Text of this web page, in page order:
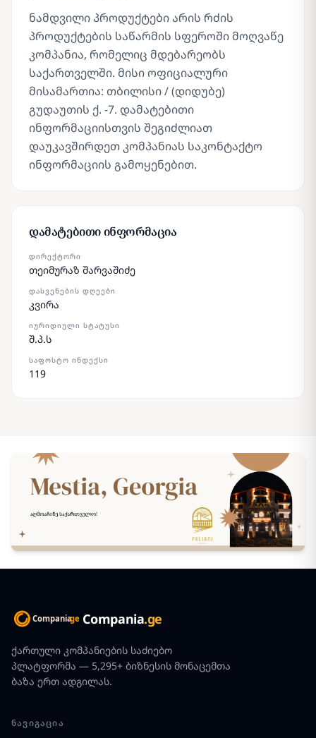
ნამდვილი პროდუქტები არის რძის
პროდუქტების საწარმის სფეროში მოღვაწე
კომპანია, რომელიც მდებარეობს
საქართველში. მისი ოფიციალური
მისამართია: თბილისი / (დიდუბე)
გუდაუთის ქ. -7. დამატებითი
ინფორმაციისთვის შეგიძლიათ
დაუკავშირდეთ კომპანიას საკონტაქტო
ინფორმაციის გამოყენებით.
დამატებითი ინფორმაცია
ᲓᲘᲠᲔᲥᲢᲝᲠᲘ
თეიმურაზ შარვაშიძე
ᲓᲐᲡᲕᲔᲜᲔᲑᲘᲡ ᲓᲦᲔᲔᲑᲘ
კვირა
ᲘᲣᲠᲘᲓᲘᲣᲚᲘ ᲡᲢᲐᲢᲣᲡᲘ
შ.პ.ს
ᲡᲐᲤᲝᲡᲢᲝ ᲘᲜᲓᲔᲥᲡᲘ
119
Compania.ge
ქართული კომპანიების საძიებო
პლატფორმა — 5,295+ ბიზნესის მონაცემთა
ბაზა ერთ ადგილას.
ᲜᲐᲕᲘᲒᲐᲪᲘᲐ